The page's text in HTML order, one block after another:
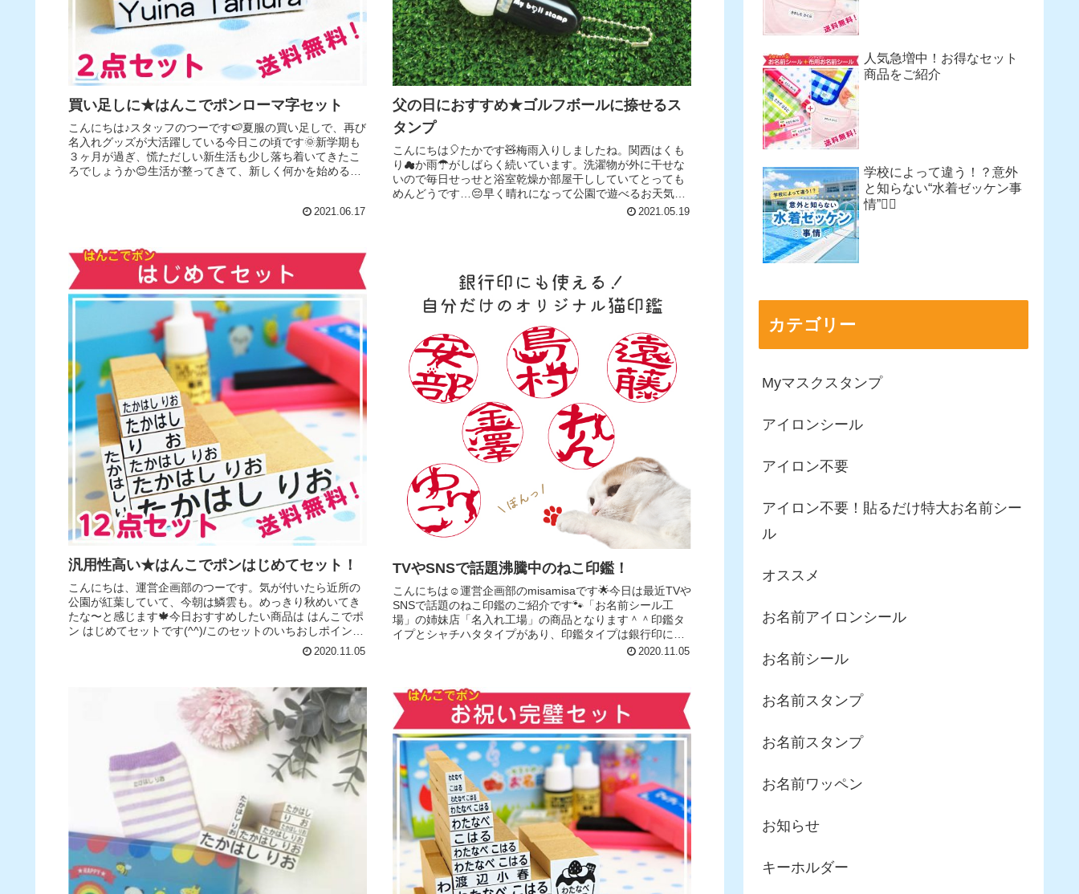
買い足しに★はんこでポンローマ字セット
こんにちは♪スタッフのつーです🍉夏服の買い足しで、再び
名入れグッズが大活躍している今日この頃です🌞新学期も
３ヶ月が過ぎ、慌ただしい新生活も少し落ち着いてきたこ
ろでしょうか😊生活が整ってきて、新しく何かを始める、
2021.06.17
父の日におすすめ★ゴルフボールに捺せるス
タンプ
こんにちは🎈たかです🧸梅雨入りしましたね。関西はくも
り☁か雨☂がしばらく続いています。洗濯物が外に干せな
いので毎日せっせと浴室乾燥か部屋干ししていてとっても
めんどうです…😔早く晴れになって公園で遊べるお天気に
2021.05.19
汎用性高い★はんこでポンはじめてセット！
こんにちは、運営企画部のつーです。気が付いたら近所の
公園が紅葉していて、今朝は鱗雲も。めっきり秋めいてき
たな〜と感じます🍁今日おすすめしたい商品は はんこでポ
ン はじめてセットです(^^)/このセットのいちおしポイント
2020.11.05
TVやSNSで話題沸騰中のねこ印鑑！
こんにちは☺運営企画部のmisamisaです🌟今日は最近TVや
SNSで話題のねこ印鑑のご紹介です🐾「お名前シール工
場」の姉妹店「名入れ工場」の商品となります＾＾印鑑タ
イプとシャチハタタイプがあり、印鑑タイプは銀行印にも
2020.11.05
人気急増中！お得なセット
商品をご紹介
学校によって違う！？意外
と知らない“水着ゼッケン事
情”🏊‍♀️
カテゴリー
Myマスクスタンプ
アイロンシール
アイロン不要
アイロン不要！貼るだけ特大お名前シー
ル
オススメ
お名前アイロンシール
お名前シール
お名前スタンプ
お名前スタンプ
お名前ワッペン
お知らせ
キーホルダー